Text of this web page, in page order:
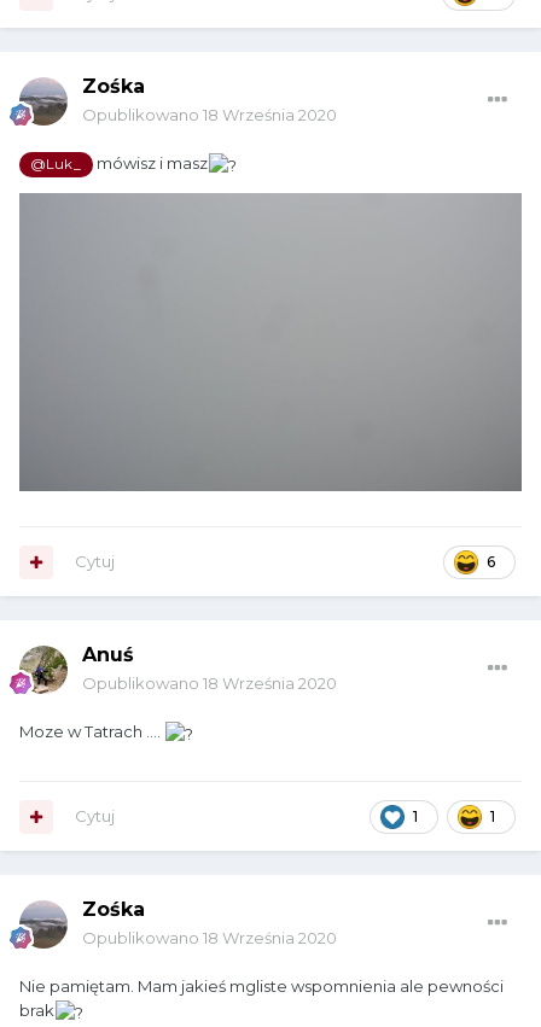
Zośka
Opublikowano 18 Września 2020
@Luk_ mówisz i masz
6
Cytuj
Anuś
Opublikowano 18 Września 2020
Moze w Tatrach ....
1 1
Cytuj
Zośka
Opublikowano 18 Września 2020
Nie pamiętam. Mam jakieś mgliste wspomnienia ale pewności
brak